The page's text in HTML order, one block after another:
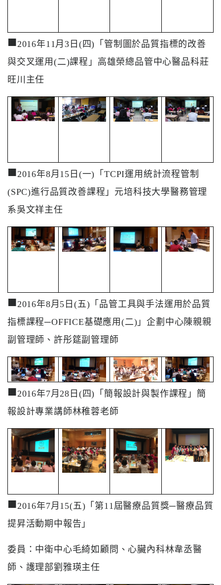
服
務
醫
指
南
識
社
區
務
區
訊
息
區
員
專
永
續
發
■2016年11月3日(四)「管制圖於品質指標的改善
與交叉運用(二)課程」高雄榮總品管中心醫品科莊
旺川主任
■2016年8月15日(一)「TCPI運用統計流程管制
(SPC)進行品質改善課程」元培科技大學醫務管理
系吳文祥主任
■2016年8月5日(五)「品管工具與手法運用於品質
指標課程─OFFICE基礎應用(二)」企劃中心陳親親
副管理師、許彤筵副管理師
■2016年7月28日(四)「簡報設計與製作課程」簡
報設計專業講師林稚蓉老師
■2016年7月15(五)「第11屆醫療品質獎─醫療品質
提昇活動期中報告」
委員：中衛中心毛綺如顧問、心臟內科林韋丞醫
師、護理部劉雅瑛主任